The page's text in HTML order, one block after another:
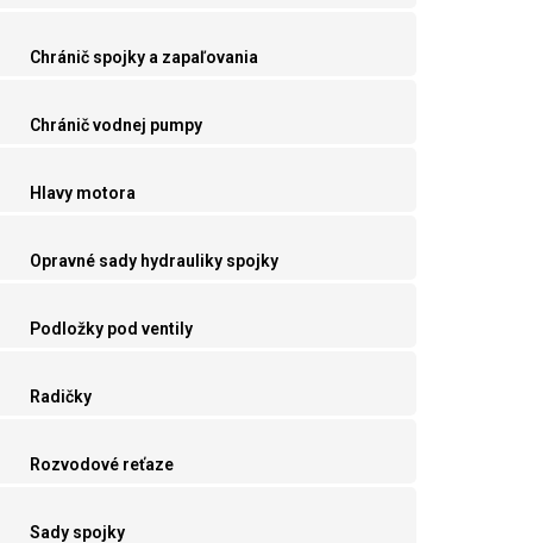
Chránič spojky a zapaľovania
Chránič vodnej pumpy
Hlavy motora
Opravné sady hydrauliky spojky
Podložky pod ventily
Radičky
Rozvodové reťaze
Sady spojky